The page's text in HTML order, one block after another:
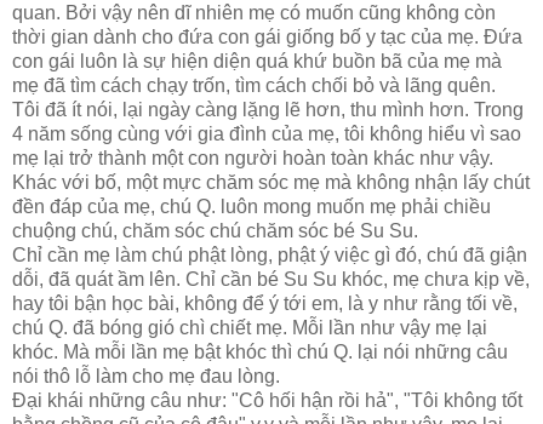
quan. Bởi vậy nên dĩ nhiên mẹ có muốn cũng không còn
thời gian dành cho đứa con gái giống bố y tạc của mẹ. Đứa
con gái luôn là sự hiện diện quá khứ buồn bã của mẹ mà
mẹ đã tìm cách chạy trốn, tìm cách chối bỏ và lãng quên.
Tôi đã ít nói, lại ngày càng lặng lẽ hơn, thu mình hơn. Trong
4 năm sống cùng với gia đình của mẹ, tôi không hiểu vì sao
mẹ lại trở thành một con người hoàn toàn khác như vậy.
Khác với bố, một mực chăm sóc mẹ mà không nhận lấy chút
đền đáp của mẹ, chú Q. luôn mong muốn mẹ phải chiều
chuộng chú, chăm sóc chú chăm sóc bé Su Su.
Chỉ cần mẹ làm chú phật lòng, phật ý việc gì đó, chú đã giận
dỗi, đã quát ầm lên. Chỉ cần bé Su Su khóc, mẹ chưa kịp về,
hay tôi bận học bài, không để ý tới em, là y như rằng tối về,
chú Q. đã bóng gió chì chiết mẹ. Mỗi lần như vậy mẹ lại
khóc. Mà mỗi lần mẹ bật khóc thì chú Q. lại nói những câu
nói thô lỗ làm cho mẹ đau lòng.
Đại khái những câu như: "Cô hối hận rồi hả", "Tôi không tốt